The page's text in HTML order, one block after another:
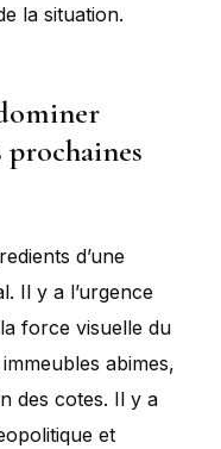
la situation.
d’une
Il y a l’urgence
force visuelle du
abimes,
des cotes. Il y a
et